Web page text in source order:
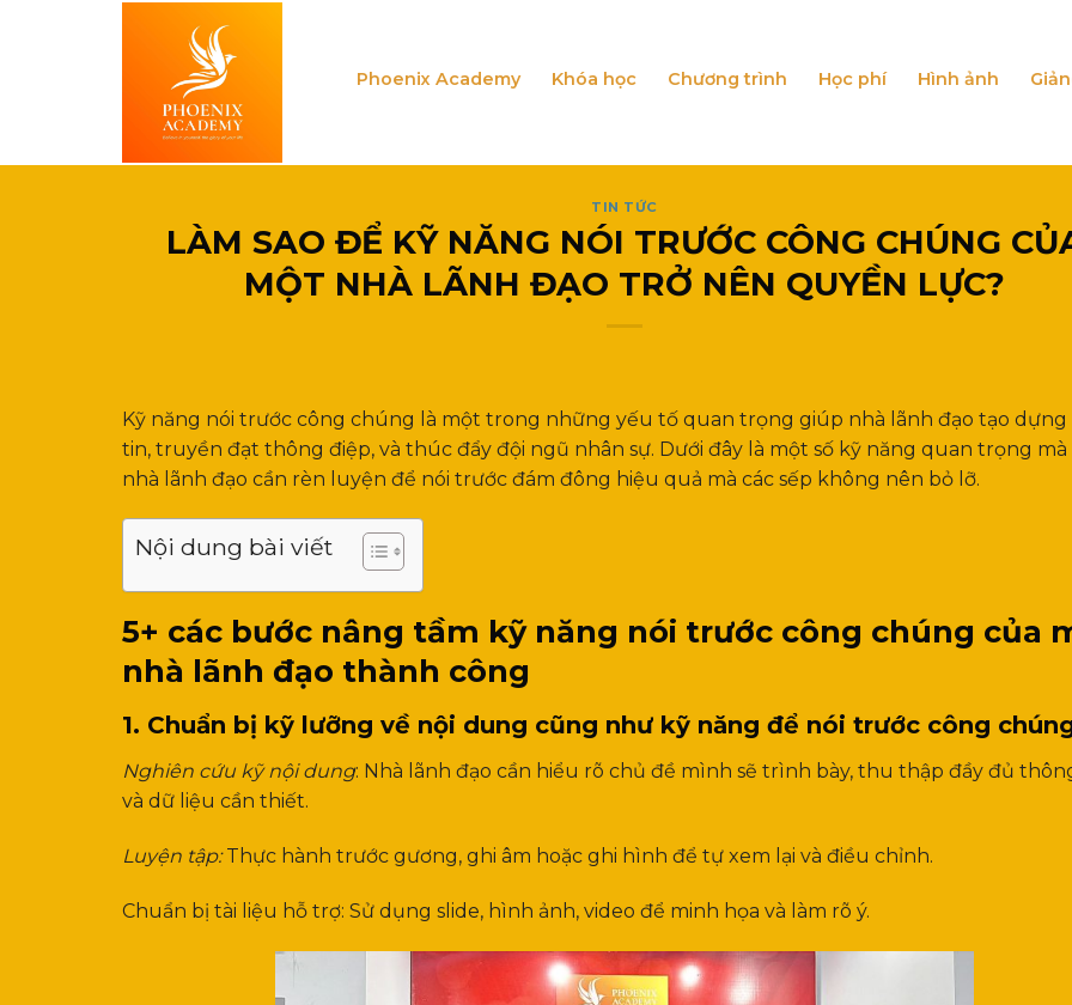
Phoenix Academy Khóa học Chương trình Học phí Hình ảnh
TIN TỨC
LÀM SAO ĐỂ KỸ NĂNG NÓI TRƯỚC CÔNG CHÚNG
MỘT NHÀ LÃNH ĐẠO TRỞ NÊN QUYỀN LỰC?
Kỹ năng nói trước công chúng là một trong những yếu tố quan trọng giúp nhà lãnh đạo tạo dựng
tin, truyền đạt thông điệp, và thúc đẩy đội ngũ nhân sự. Dưới đây là một số kỹ năng quan trọng
nhà lãnh đạo cần rèn luyện để nói trước đám đông hiệu quả mà các sếp không nên bỏ lỡ.
Nội dung bài viết
5+ các bước nâng tầm kỹ năng nói trước công chúng của
nhà lãnh đạo thành công
1. Chuẩn bị kỹ lưỡng về nội dung cũng như kỹ năng để nói trước công
Nghiên cứu kỹ nội dung: Nhà lãnh đạo cần hiểu rõ chủ đề mình sẽ trình bày, thu thập đầy đủ
và dữ liệu cần thiết.
Luyện tập:Thực hành trước gương, ghi âm hoặc ghi hình để tự xem lại và điều chỉnh.
Chuẩn bị tài liệu hỗ trợ: Sử dụng slide, hình ảnh, video để minh họa và làm rõ ý.